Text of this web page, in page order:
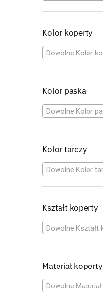
Kolor koperty
Dowolne Kolor
Kolor paska
Dowolne Kolor
Kolor tarczy
Dowolne Kolor
Kształt koperty
Dowolne Kształt
Materiał koperty
Dowolne